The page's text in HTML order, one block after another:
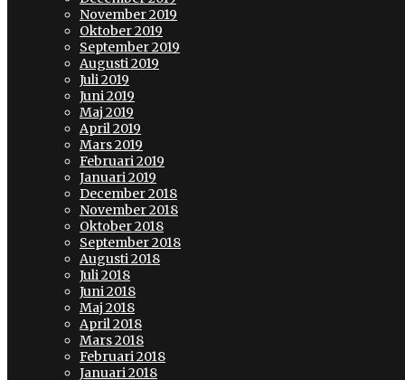
November 2019
Oktober 2019
September 2019
Augusti 2019
Juli 2019
Juni 2019
Maj 2019
April 2019
Mars 2019
Februari 2019
Januari 2019
December 2018
November 2018
Oktober 2018
September 2018
Augusti 2018
Juli 2018
Juni 2018
Maj 2018
April 2018
Mars 2018
Februari 2018
Januari 2018